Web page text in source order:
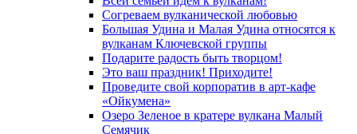
Согреваем вулканической любовью
Большая Удина и Малая Удина относятся к
вулканам Ключевской группы
Подарите радость быть творцом!
Это ваш праздник! Приходите!
Проведите свой корпоратив в арт-кафе
«Ойкумена»
Озеро Зеленое в кратере вулкана Малый
Семячик